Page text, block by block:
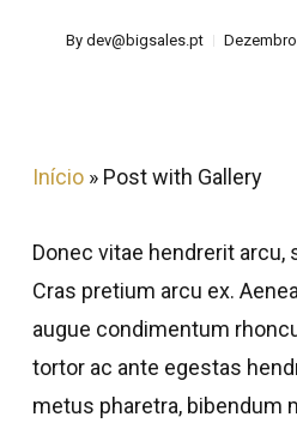
By dev@bigsales.pt
Início» Post with Gallery
Donec vitae hendrerit
Cras pretium arcu ex.
augue condimentum
tortor ac ante egestas
metus pharetra, bibendum